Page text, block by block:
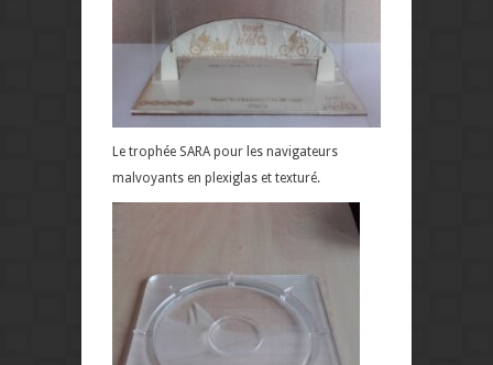
Le trophée SARA pour les navigateurs
malvoyants en plexiglas et texturé.